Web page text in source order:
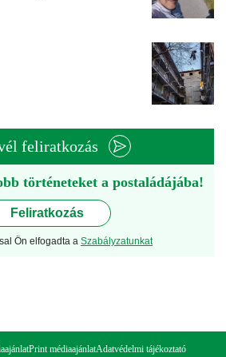
feliratkozás
történeteket a postaládájába!
Feliratkozás
Ön elfogadta a Szabályzatunkat
Print médiaajánlatAdatvédelmi tájékoztató